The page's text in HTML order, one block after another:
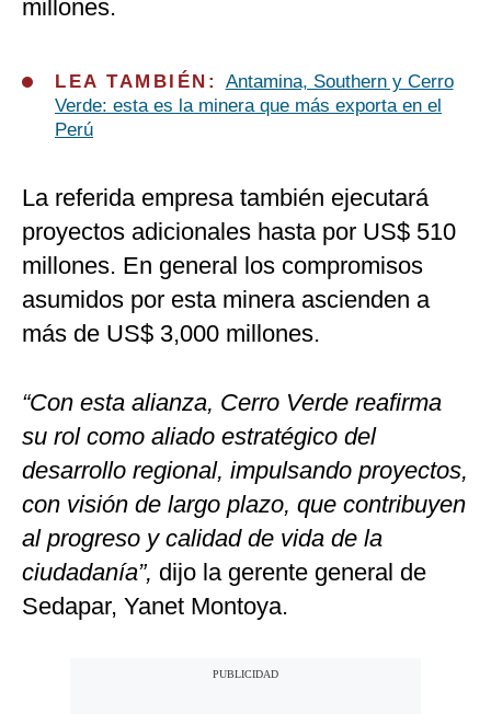
millones.
LEA TAMBIÉN: Antamina, Southern y Cerro
Verde: esta es la minera que más exporta en el
Perú
La referida empresa también ejecutará
proyectos adicionales hasta por US$ 510
millones. En general los compromisos
asumidos por esta minera ascienden a
más de US$ 3,000 millones.
“Con esta alianza, Cerro Verde reafirma
su rol como aliado estratégico del
desarrollo regional, impulsando proyectos,
con visión de largo plazo, que contribuyen
al progreso y calidad de vida de la
ciudadanía”, dijo la gerente general de
Sedapar, Yanet Montoya.